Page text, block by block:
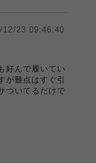
12/23 09:46:40
好んで履いてい
が難点はすぐ引
ついてるだけで